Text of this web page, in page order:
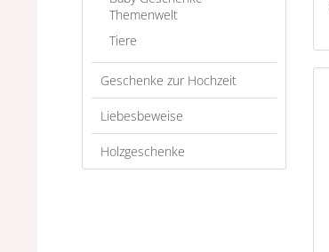
Themenwelt
Tiere
Geschenke zur Hochzeit
Liebesbeweise
Holzgeschenke